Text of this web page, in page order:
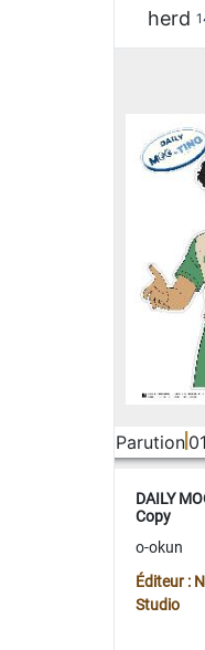
herd
Parution
DAILY
Copy
o-okun
Éditeur :
Studio